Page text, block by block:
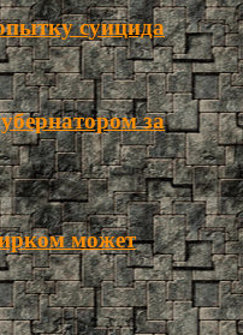
суицида
за
может